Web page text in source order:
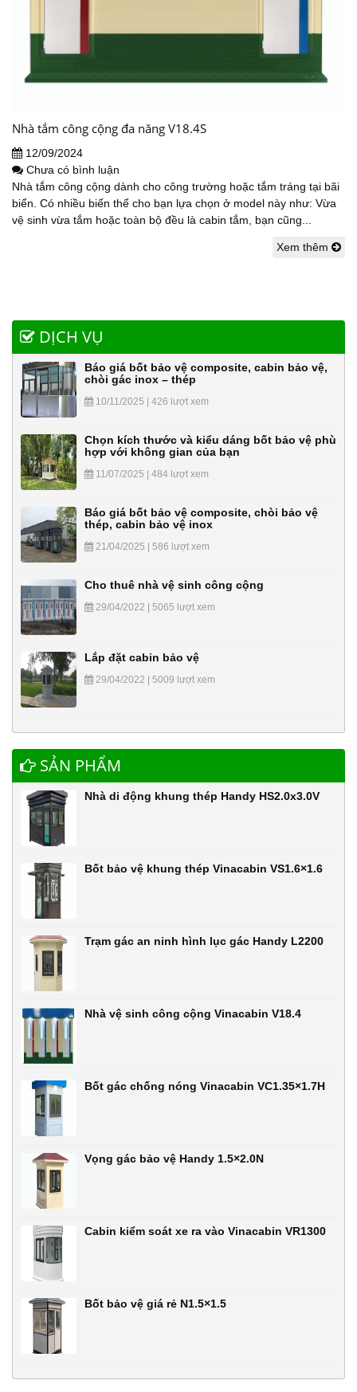
Nhà tắm công cộng đa năng V18.4S
12/09/2024
Chưa có bình luận
Nhà tắm công cộng dành cho công trường hoặc tắm tráng tại bãi
biển. Có nhiều biến thể cho bạn lựa chọn ở model này như: Vừa
vệ sinh vừa tắm hoặc toàn bộ đều là cabin tắm, bạn cũng...
Xem thêm
DỊCH VỤ
Báo giá bốt bảo vệ composite, cabin bảo vệ,
chòi gác inox – thép
10/11/2025 | 426 lượt xem
Chọn kích thước và kiểu dáng bốt bảo vệ phù
hợp với không gian của bạn
11/07/2025 | 484 lượt xem
Báo giá bốt bảo vệ composite, chòi bảo vệ
thép, cabin bảo vệ inox
21/04/2025 | 586 lượt xem
Cho thuê nhà vệ sinh công cộng
29/04/2022 | 5065 lượt xem
Lắp đặt cabin bảo vệ
29/04/2022 | 5009 lượt xem
SẢN PHẨM
Nhà di động khung thép Handy HS2.0x3.0V
Bốt bảo vệ khung thép Vinacabin VS1.6×1.6
Trạm gác an ninh hình lục gác Handy L2200
Nhà vệ sinh công cộng Vinacabin V18.4
Bốt gác chống nóng Vinacabin VC1.35×1.7H
Vọng gác bảo vệ Handy 1.5×2.0N
Cabin kiểm soát xe ra vào Vinacabin VR1300
Bốt bảo vệ giá rẻ N1.5×1.5